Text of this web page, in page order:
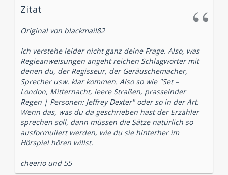
Zitat
Original von blackmail82
Ich verstehe leider nicht ganz deine Frage. Also, was
Regieanweisungen angeht reichen Schlagwörter mit
denen du, der Regisseur, der Geräuschemacher,
Sprecher usw. klar kommen. Also so wie "Set –
London, Mitternacht, leere Straßen, prasselnder
Regen | Personen: Jeffrey Dexter" oder so in der Art.
Wenn das, was du da geschrieben hast der Erzähler
sprechen soll, dann müssen die Sätze natürlich so
ausformuliert werden, wie du sie hinterher im
Hörspiel hören willst.
cheerio und 55